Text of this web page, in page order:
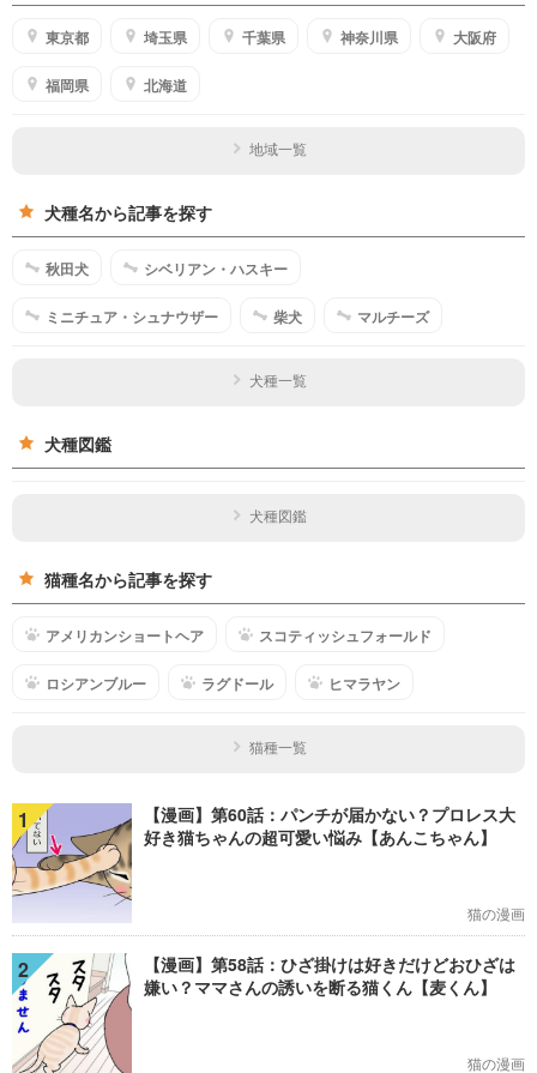
東京都 埼玉県 千葉県 神奈川県 大阪府
福岡県 北海道
地域一覧
犬種名から記事を探す
秋田犬 シベリアン・ハスキー
ミニチュア・シュナウザー 柴犬 マルチーズ
犬種一覧
犬種図鑑
犬種図鑑
猫種名から記事を探す
アメリカンショートヘア スコティッシュフォールド
ロシアンブルー ラグドール ヒマラヤン
猫種一覧
1
【漫画】第60話：パンチが届かない？プロレス大
好き猫ちゃんの超可愛い悩み【あんこちゃん】
猫の漫画
2
【漫画】第58話：ひざ掛けは好きだけどおひざは
嫌い？ママさんの誘いを断る猫くん【麦くん】
猫の漫画